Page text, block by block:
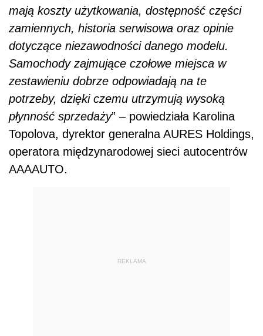
mają koszty użytkowania, dostępność części
zamiennych, historia serwisowa oraz opinie
dotyczące niezawodności danego modelu.
Samochody zajmujące czołowe miejsca w
zestawieniu dobrze odpowiadają na te
potrzeby, dzięki czemu utrzymują wysoką
płynność sprzedaży” – powiedziała Karolina
Topolova, dyrektor generalna AURES Holdings,
operatora międzynarodowej sieci autocentrów
AAAAUTO.
REKLAMA